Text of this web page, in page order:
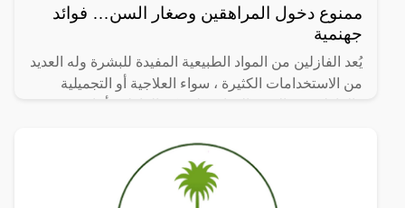
ممنوع دخول المراهقين وصغار السن… فوائد
جهنمية
يُعد الفازلين من المواد الطبيعية المفيدة للبشرة وله العديد
من الاستخدامات الكثيرة ، سواء العلاجية أو التجميلية